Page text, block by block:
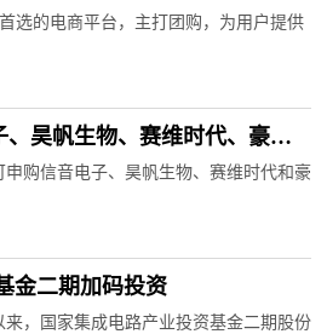
取教程
选的电商平台，主打团购，为用户提供
昊帆生物、赛维时代、豪声
购信音电子、昊帆生物、赛维时代和豪
金二期加码投资
来，国家集成电路产业投资基金二期股份